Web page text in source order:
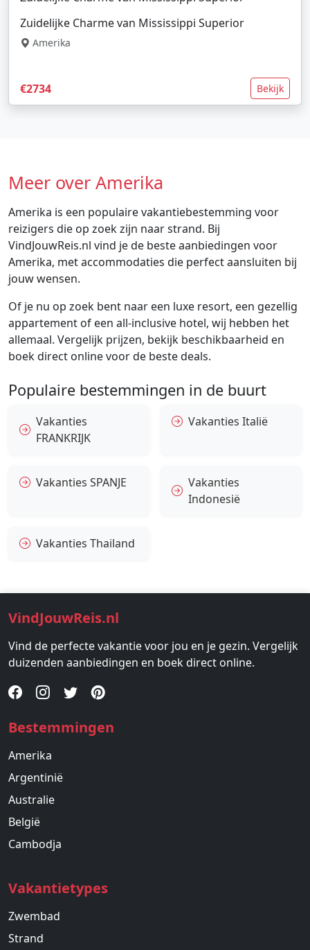
Zuidelijke Charme van Mississippi Superior
Amerika
€2734 Bekijk
Meer over Amerika
Amerika is een populaire vakantiebestemming voor
reizigers die op zoek zijn naar strand. Bij
VindJouwReis.nl vind je de beste aanbiedingen voor
Amerika, met accommodaties die perfect aansluiten bij
jouw wensen.
Of je nu op zoek bent naar een luxe resort, een gezellig
appartement of een all-inclusive hotel, wij hebben het
allemaal. Vergelijk prijzen, bekijk beschikbaarheid en
boek direct online voor de beste deals.
Populaire bestemmingen in de buurt
Vakanties
FRANKRIJK
Vakanties Italië
Vakanties SPANJE
Vakanties
Indonesië
Vakanties Thailand
VindJouwReis.nl
Vind de perfecte vakantie voor jou en je gezin. Vergelijk
duizenden aanbiedingen en boek direct online.
Bestemmingen
Amerika
Argentinië
Australie
België
Cambodja
Vakantietypes
Zwembad
Strand